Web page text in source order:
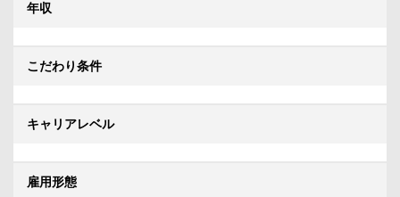
年収
こだわり条件
キャリアレベル
雇用形態